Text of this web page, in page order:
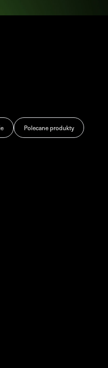
Polecane produkty